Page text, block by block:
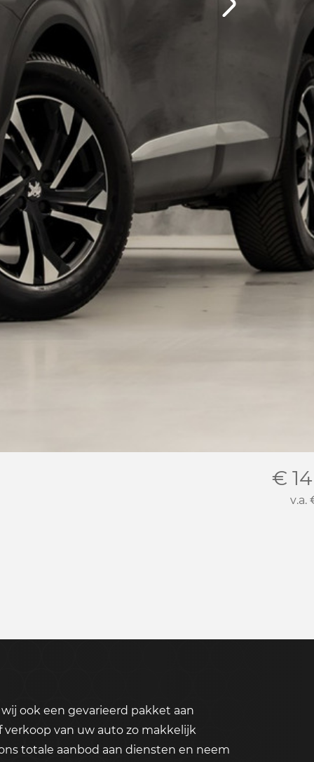
€
v.a.
ook een gevarieerd pakket aan
verkoop van uw auto zo makkelijk
totale aanbod aan diensten en neem